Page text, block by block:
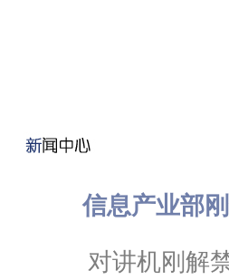
信息产业部
对讲机刚解禁